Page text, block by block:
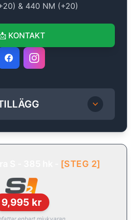
20) & 440 NM (+20)
KONTAKT
[STEG 2]
9,995 kr